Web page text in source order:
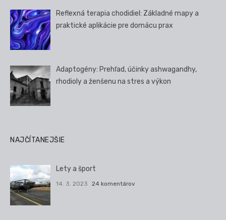
Reflexná terapia chodidiel: Základné mapy a
praktické aplikácie pre domácu prax
Adaptogény: Prehľad, účinky ashwagandhy,
rhodioly a ženšenu na stres a výkon
NAJČÍTANEJŠIE
Lety a šport
14. 3. 2023 24 komentárov